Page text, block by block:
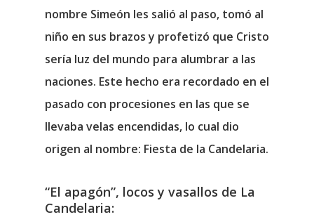
nombre Simeón les salió al paso, tomó al
niño en sus brazos y profetizó que Cristo
sería luz del mundo para alumbrar a las
naciones. Este hecho era recordado en el
pasado con procesiones en las que se
llevaba velas encendidas, lo cual dio
origen al nombre: Fiesta de la Candelaria.
“El apagón”, locos y vasallos de La
Candelaria: